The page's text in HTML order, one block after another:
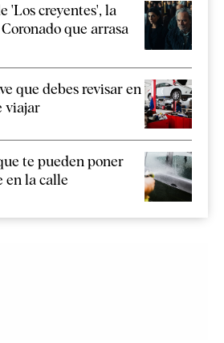
'Los creyentes', la
que arrasa
que debes revisar en
viajar
te pueden poner
en la calle